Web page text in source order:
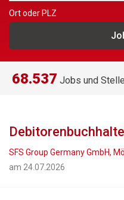
Ort oder PLZ
68.537 Jobs und
SFS Group Germany GmbH,
am 24.07.2026